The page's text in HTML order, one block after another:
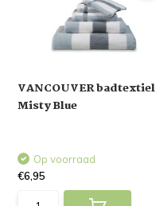
VANCOUVER badtextiel
Misty Blue
Op voorraad
€6,95